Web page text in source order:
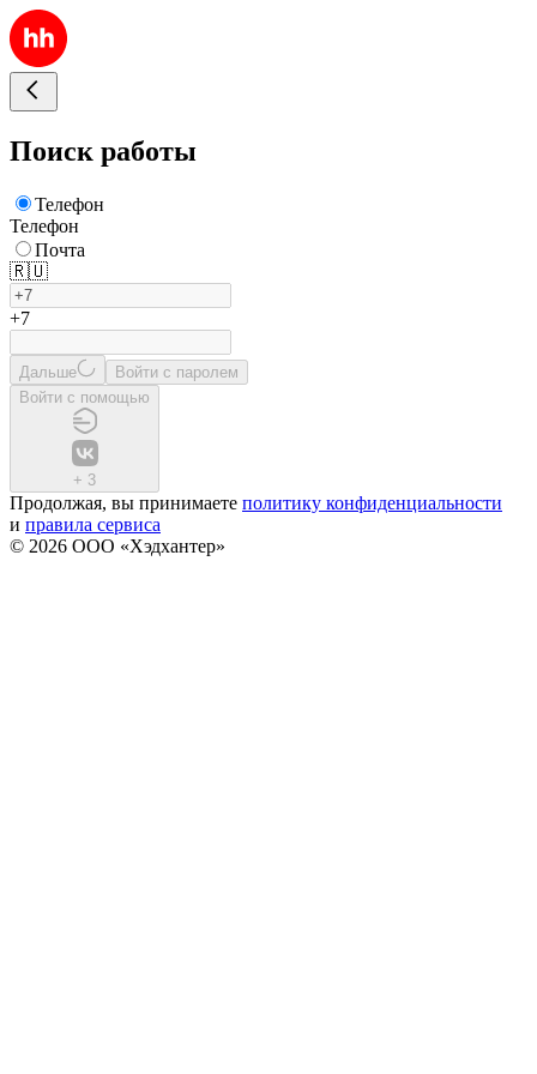
Поиск работы
Телефон
Телефон
Почта
🇷🇺
+7
Дальше
Войти с паролем
Войти с помощью
+ 3
Продолжая, вы принимаете политику конфиденциальности
и правила сервиса
© 2026 ООО «Хэдхантер»